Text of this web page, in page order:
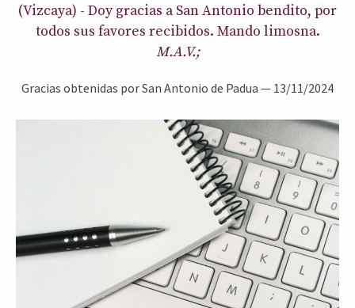
(Vizcaya) - Doy gracias a San Antonio bendito, por
todos sus favores recibidos. Mando limosna.
M.A.V.;
Gracias obtenidas por San Antonio de Padua — 13/11/2024